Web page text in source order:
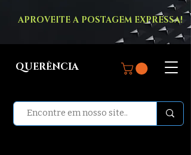
APROVEITE A POSTAGEM EXPRESSA!
QUERÊNCIA